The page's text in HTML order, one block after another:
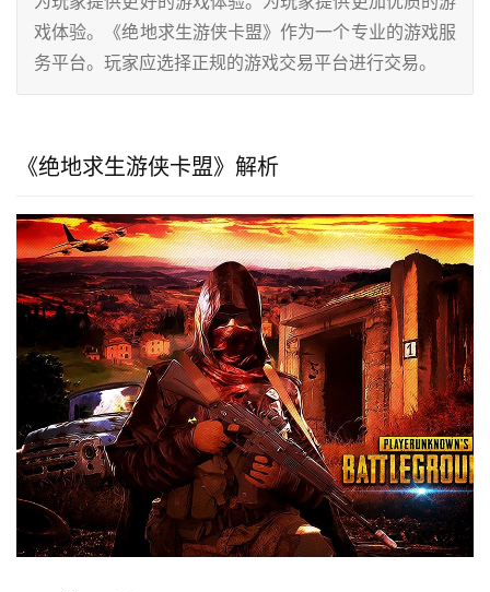
戏体验。《绝地求生游侠卡盟》作为一个专业的游戏服
务平台。玩家应选择正规的游戏交易平台进行交易。
《绝地求生游侠卡盟》解析